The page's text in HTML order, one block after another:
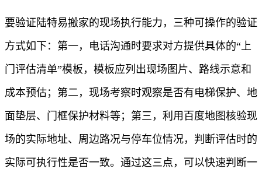
要验证陆特易搬家的现场执行能力，三种可操作的验证
方式如下：第一，电话沟通时要求对方提供具体的“上
门评估清单”模板，模板应列出现场图片、路线示意和
成本预估；第二，现场考察时观察是否有电梯保护、地
面垫层、门框保护材料等；第三，利用百度地图核验现
场的实际地址、周边路况与停车位情况，判断评估时的
实际可执行性是否一致。通过这三点，可以快速判断一